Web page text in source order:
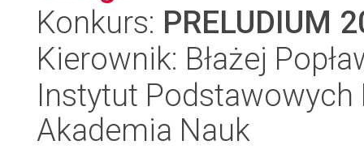
Konkurs: PRELUDIUM
Kierownik: Błażej
Instytut
Akademia Nauk